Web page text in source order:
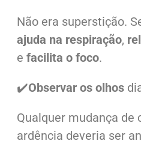
Não era superstição.
ajuda na respiração,
e facilita o foco.
✔️Observar os olhos
Qualquer mudança de
ardência deveria ser